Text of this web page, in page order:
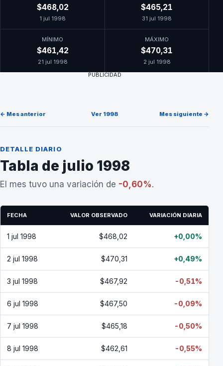
$468,02
1 jul 1998
$465,21
31 jul 1998
MÍNIMO
$461,42
21 jul 1998
MÁXIMO
$470,31
2 jul 1998
PUBLICIDAD
← Mes anterior Ver 1998 Mes siguiente →
DETALLE DIARIO
Tabla de julio 1998
El mes tuvo una variación de -0,60%.
FECHA VALOR OBSERVADO VARIACIÓN DIARIA
1 jul 1998 $468,02 +0,00%
2 jul 1998 $470,31 +0,49%
3 jul 1998 $467,92 -0,51%
6 jul 1998 $467,50 -0,09%
7 jul 1998 $465,18 -0,50%
8 jul 1998 $462,61 -0,55%